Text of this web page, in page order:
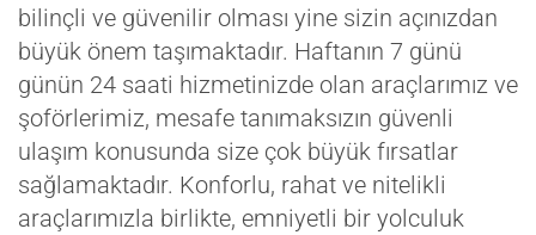
bilinçli ve güvenilir olması yine sizin açınızdan
büyük önem taşımaktadır. Haftanın 7 günü
günün 24 saati hizmetinizde olan araçlarımız ve
şoförlerimiz, mesafe tanımaksızın güvenli
ulaşım konusunda size çok büyük fırsatlar
sağlamaktadır. Konforlu, rahat ve nitelikli
araçlarımızla birlikte, emniyetli bir yolculuk